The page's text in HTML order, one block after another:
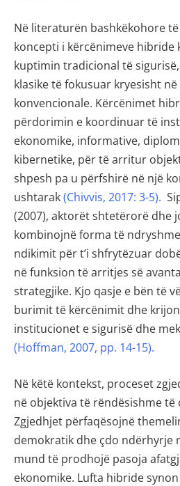
Në literaturën bashkëkohore
koncepti i kërcënimeve hibride
kuptimin tradicional të
klasike të fokusuar kryesisht
konvencionale. Kërcënimet
përdorimin e koordinuar të
ekonomike, informative,
kibernetike, për të arritur
shpesh pa u përfshirë në një
ushtarak(Chivvis, 2017: 3-5).
(2007), aktorët shtetërorë dhe
kombinojnë forma të
ndikimit për t’i shfrytëzuar
në funksion të arritjes së
strategjike. Kjo qasje e bën të
burimit të kërcënimit dhe
institucionet e sigurisë dhe
(Hoffman, 2007, pp. 14-15).
Në këtë kontekst, proceset
në objektiva të rëndësishme
Zgjedhjet përfaqësojnë
demokratik dhe çdo ndërhyrje
mund të prodhojë pasoja
ekonomike. Lufta hibride